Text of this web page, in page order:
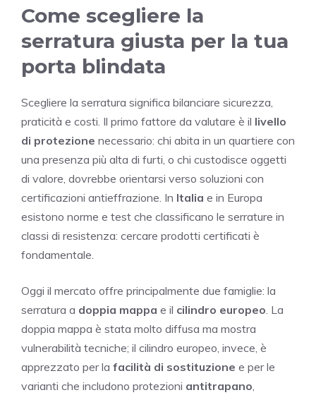
Come scegliere la
serratura giusta per la tua
porta blindata
Scegliere la serratura significa bilanciare sicurezza,
praticità e costi. Il primo fattore da valutare è il livello
di protezione necessario: chi abita in un quartiere con
una presenza più alta di furti, o chi custodisce oggetti
di valore, dovrebbe orientarsi verso soluzioni con
certificazioni antieffrazione. In Italia e in Europa
esistono norme e test che classificano le serrature in
classi di resistenza: cercare prodotti certificati è
fondamentale.
Oggi il mercato offre principalmente due famiglie: la
serratura a doppia mappa e il cilindro europeo. La
doppia mappa è stata molto diffusa ma mostra
vulnerabilità tecniche; il cilindro europeo, invece, è
apprezzato per la facilità di sostituzione e per le
varianti che includono protezioni antitrapano,